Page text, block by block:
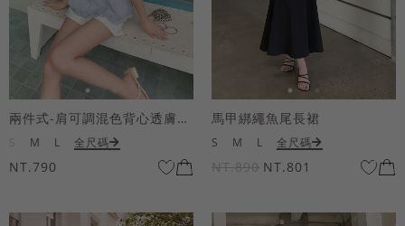
兩件式-肩可調混色背心透膚上衣套組
M L 全尺碼
NT.790
馬甲綁繩魚尾長裙
S M L 全尺碼
NT.890 NT.801